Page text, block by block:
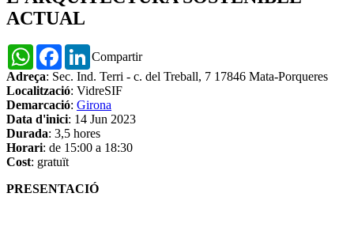
ACTUAL
Compartir
WhatsAppFacebookLinkedIn
Adreça: Sec. Ind. Terri - c. del Treball, 7 17846 Mata-Porqueres
Localització: VidreSIF
Demarcació: Girona
Data d'inici: 14 Jun 2023
Durada: 3,5 hores
Horari: de 15:00 a 18:30
Cost: gratuït
PRESENTACIÓ